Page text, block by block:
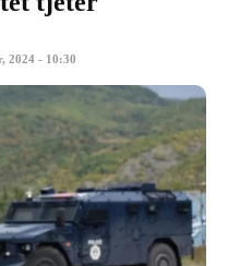
2024 - 10:30